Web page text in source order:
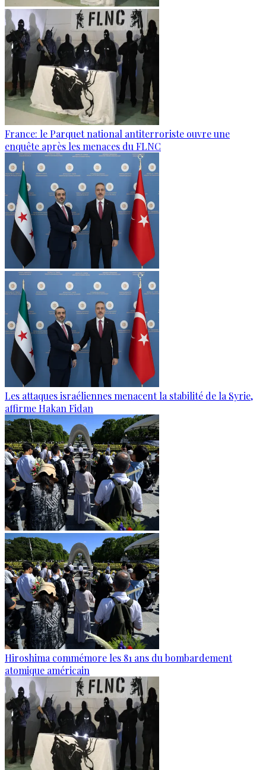
France: le Parquet national antiterroriste ouvre une
enquête après les menaces du FLNC
Les attaques israéliennes menacent la stabilité de la Syrie,
affirme Hakan Fidan
Hiroshima commémore les 81 ans du bombardement
atomique américain